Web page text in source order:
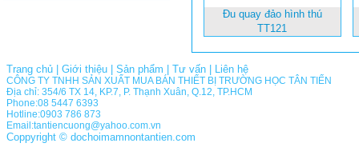
Đu quay đảo hình thú
TT121
Trang chủ Giới thiệu Sản phẩm Tư vấn Liên hệ
CÔNG TY TNHH SẢN XUẤT MUA BÁN THIẾT BỊ TRƯỜNG HỌC TÂN TIẾN
Địa chỉ: 354/6 TX 14, KP.7, P. Thạnh Xuân, Q.12, TP.HCM
Phone:08 5447 6393
Hotline:0903 786 873
Email:tantiencuong@yahoo.com.vn
Coppyright © dochoimamnontantien.com